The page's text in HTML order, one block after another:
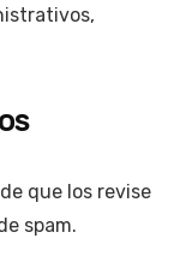
que los revise
spam.